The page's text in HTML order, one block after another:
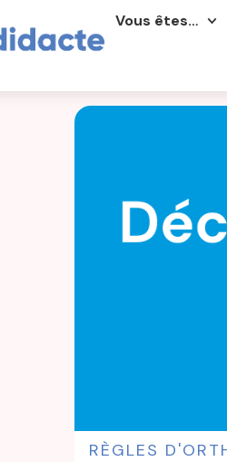
Vous êtes…
RÈGLES